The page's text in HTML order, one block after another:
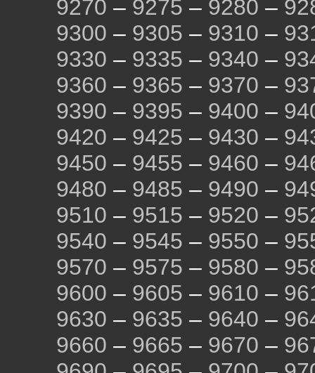
9270 – 9275 – 9280 –
9300 – 9305 – 9310 –
9330 – 9335 – 9340 –
9360 – 9365 – 9370 –
9390 – 9395 – 9400 –
9420 – 9425 – 9430 –
9450 – 9455 – 9460 –
9480 – 9485 – 9490 –
9510 – 9515 – 9520 –
9540 – 9545 – 9550 –
9570 – 9575 – 9580 –
9600 – 9605 – 9610 –
9630 – 9635 – 9640 –
9660 – 9665 – 9670 –